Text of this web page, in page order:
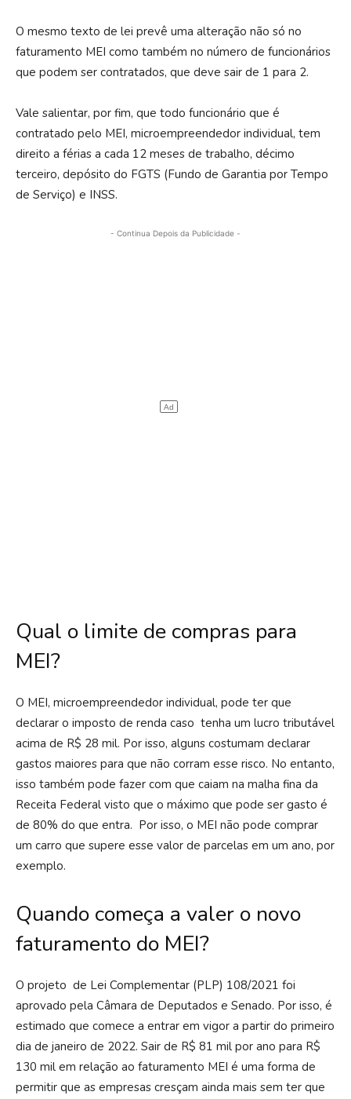
O mesmo texto de lei prevê uma alteração não só no
faturamento MEI como também no número de funcionários
que podem ser contratados, que deve sair de 1 para 2.
Vale salientar, por fim, que todo funcionário que é
contratado pelo MEI, microempreendedor individual, tem
direito a férias a cada 12 meses de trabalho, décimo
terceiro, depósito do FGTS (Fundo de Garantia por Tempo
de Serviço) e INSS.
- Continua Depois da Publicidade -
Qual o limite de compras para
MEI?
O MEI, microempreendedor individual, pode ter que
declarar o imposto de renda caso tenha um lucro tributável
acima de R$ 28 mil. Por isso, alguns costumam declarar
gastos maiores para que não corram esse risco. No entanto,
isso também pode fazer com que caiam na malha fina da
Receita Federal visto que o máximo que pode ser gasto é
de 80% do que entra. Por isso, o MEI não pode comprar
um carro que supere esse valor de parcelas em um ano, por
exemplo.
Quando começa a valer o novo
faturamento do MEI?
O projeto de Lei Complementar (PLP) 108/2021 foi
aprovado pela Câmara de Deputados e Senado. Por isso, é
estimado que comece a entrar em vigor a partir do primeiro
dia de janeiro de 2022. Sair de R$ 81 mil por ano para R$
130 mil em relação ao faturamento MEI é uma forma de
permitir que as empresas cresçam ainda mais sem ter que